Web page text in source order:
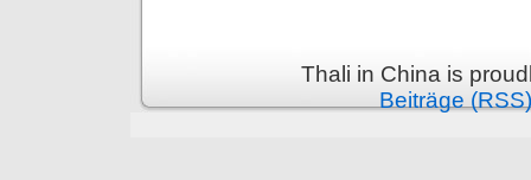
Thali in China is
Beiträge (RSS)